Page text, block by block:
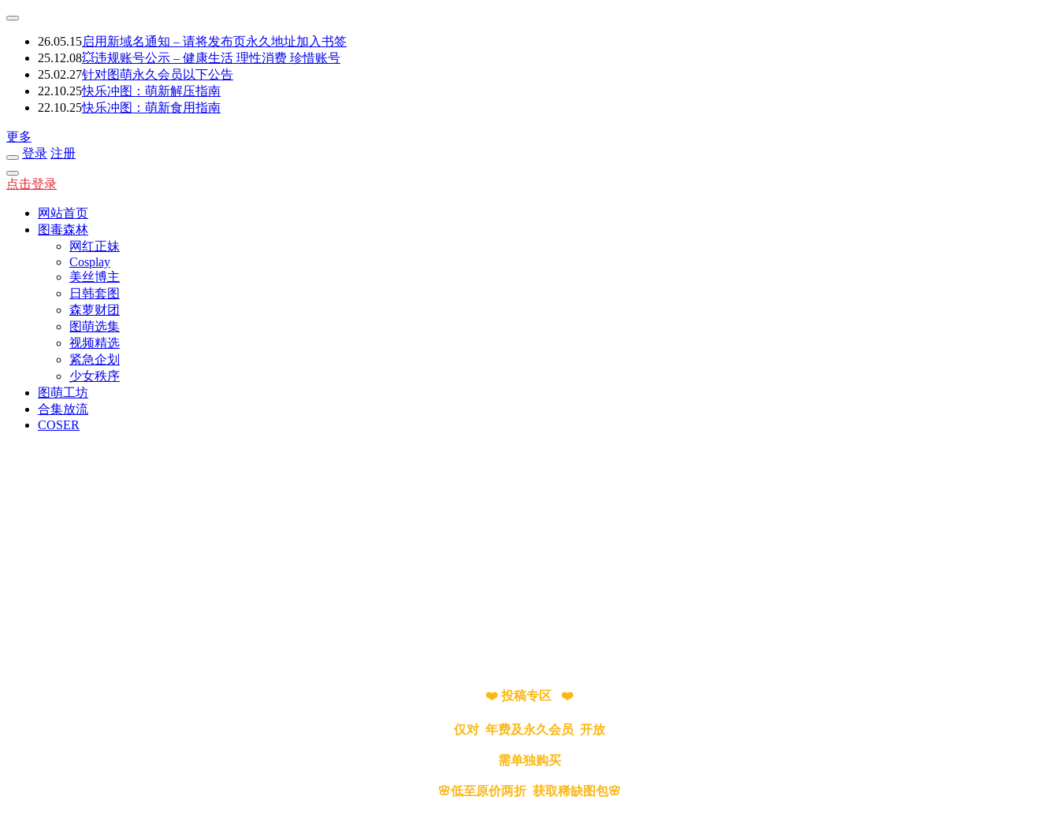
26.05.15启用新域名通知 – 请将发布页永久地址加入书签
25.12.08💥违规账号公示 – 健康生活 理性消费 珍惜账号
25.02.27针对图萌永久会员以下公告
22.10.25快乐冲图：萌新解压指南
22.10.25快乐冲图：萌新食用指南
更多
登录 注册
点击登录
网站首页
图毒森林
网红正妹
Cosplay
美丝博主
日韩套图
森萝财团
图萌选集
视频精选
紧急企划
少女秩序
图萌工坊
合集放流
COSER
❤️ 投稿专区 ❤️
仅对 年费及永久会员 开放
需单独购买
🌸低至原价两折 获取稀缺图包🌸